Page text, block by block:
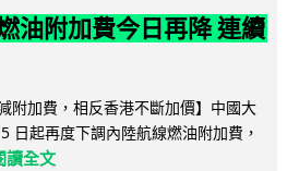
油附加費今日再降 連續
附加費，相反香港不斷加價】中國大
日起再度下調內陸航線燃油附加費，
讀全文